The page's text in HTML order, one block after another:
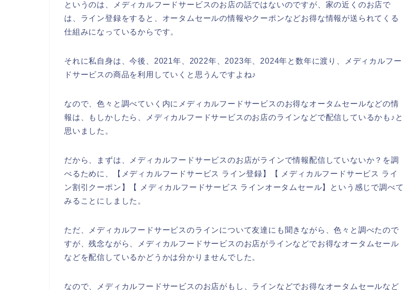
というのは、メディカルフードサービスのお店の話ではないのですが、家の近くのお店で
は、ライン登録をすると、オータムセールの情報やクーポンなどお得な情報が送られてくる
仕組みになっているからです。
それに私自身は、今後、2021年、2022年、2023年、2024年と数年に渡り、メディカルフー
ドサービスの商品を利用していくと思うんですよね♪
なので、色々と調べていく内にメディカルフードサービスのお得なオータムセールなどの情
報は、もしかしたら、メディカルフードサービスのお店のラインなどで配信しているかも♪と
思いました。
だから、まずは、メディカルフードサービスのお店がラインで情報配信していないか？を調
べるために、【メディカルフードサービス ライン登録】【 メディカルフードサービス ライ
ン割引クーポン】【 メディカルフードサービス ラインオータムセール】という感じで調べて
みることにしました。
ただ、メディカルフードサービスのラインについて友達にも聞きながら、色々と調べたので
すが、残念ながら、メディカルフードサービスのお店がラインなどでお得なオータムセール
などを配信しているかどうかは分かりませんでした。
なので、メディカルフードサービスのお店がもし、ラインなどでお得なオータムセールなど